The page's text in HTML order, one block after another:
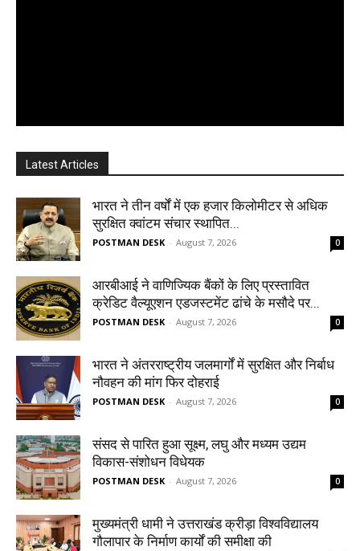
Latest Articles
भारत ने तीन वर्षों में एक हजार किलोमीटर से अधिक
सुरक्षित क्वांटम संचार स्थापित...
POSTMAN DESK - August 7, 2026 0
आरबीआई ने वाणिज्यिक बैंकों के लिए प्रस्तावित
क्रेडिट वैल्यूएशन एडजस्टमेंट ढांचे के मसौदे पर...
POSTMAN DESK - August 7, 2026 0
भारत ने अंतरराष्ट्रीय जलमार्गों में सुरक्षित और निर्बाध
नौवहन की मांग फिर दोहराई
POSTMAN DESK - August 7, 2026 0
संसद से पारित हुआ सूक्ष्म, लघु और मध्यम उद्यम
विकास-संशोधन विधेयक
POSTMAN DESK - August 7, 2026 0
मुख्यमंत्री धामी ने उत्तराखंड क्रीड़ा विश्वविद्यालय
गौलापार के निर्माण कार्यों की समीक्षा की